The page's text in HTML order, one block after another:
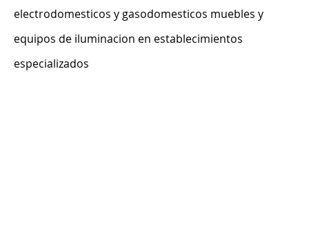
electrodomesticos y gasodomesticos muebles y
equipos de iluminacion en establecimientos
especializados